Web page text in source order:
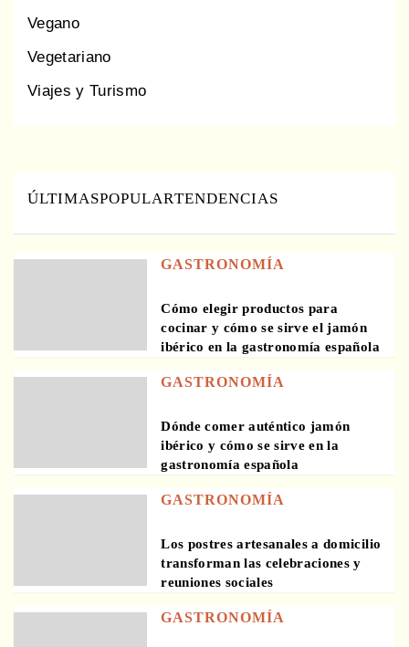
Vegano
Vegetariano
Viajes y Turismo
ÚLTIMASPOPULARTENDENCIAS
GASTRONOMÍA
Cómo elegir productos para
cocinar y cómo se sirve el jamón
ibérico en la gastronomía española
GASTRONOMÍA
Dónde comer auténtico jamón
ibérico y cómo se sirve en la
gastronomía española
GASTRONOMÍA
Los postres artesanales a domicilio
transforman las celebraciones y
reuniones sociales
GASTRONOMÍA